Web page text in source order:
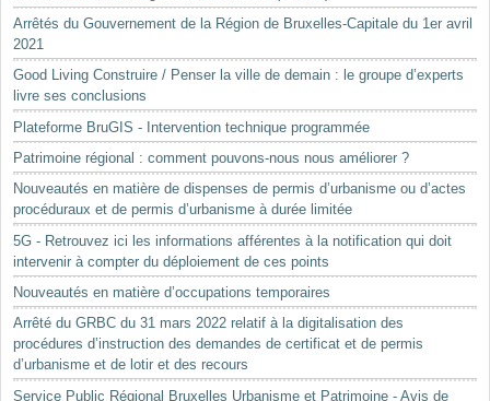
Arrêtés du Gouvernement de la Région de Bruxelles-Capitale du 1er avril
2021
Good Living Construire / Penser la ville de demain : le groupe d’experts
livre ses conclusions
Plateforme BruGIS - Intervention technique programmée
Patrimoine régional : comment pouvons-nous nous améliorer ?
Nouveautés en matière de dispenses de permis d’urbanisme ou d’actes
procéduraux et de permis d’urbanisme à durée limitée
5G - Retrouvez ici les informations afférentes à la notification qui doit
intervenir à compter du déploiement de ces points
Nouveautés en matière d’occupations temporaires
Arrêté du GRBC du 31 mars 2022 relatif à la digitalisation des
procédures d’instruction des demandes de certificat et de permis
d’urbanisme et de lotir et des recours
Service Public Régional Bruxelles Urbanisme et Patrimoine - Avis de